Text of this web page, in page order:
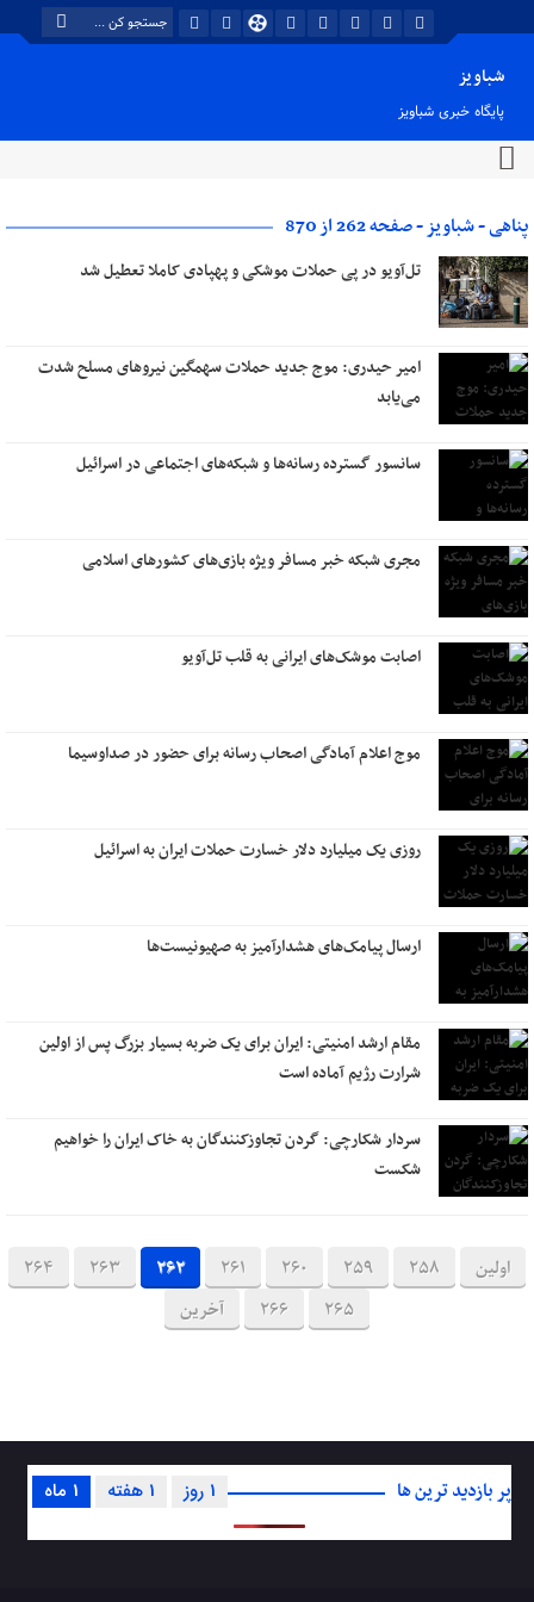
شباویز
پایگاه خبری شباویز
پناهی - شباویز - صفحه 262 از 870
تل‌آویو در پی حملات موشکی و پهپادی کاملا تعطیل شد
امیر حیدری: موج جدید حملات سهمگین نیروهای مسلح شدت
می‌یابد
سانسور گسترده رسانه‌ها و شبکه‌های اجتماعی در اسرائیل
مجری شبکه خبر مسافر ویژه بازی‌های کشورهای اسلامی
اصابت موشک‌های ایرانی به قلب تل‌آویو
موج اعلام آمادگی اصحاب رسانه برای حضور در صداوسیما
روزی یک میلیارد دلار خسارت حملات ایران به اسرائیل
ارسال پیامک‌های هشدارآمیز به صهیونیست‌ها
مقام ارشد امنیتی: ایران برای یک ضربه بسیار بزرگ پس از اولین
شرارت رژیم آماده است
سردار شکارچی: گردن تجاوزکنندگان به خاک ایران را خواهیم
شکست
اولین 258
259
260
261
262
263
264
265
266 آخرین
پر بازدید ترین ها 1 ماه 1 هفته 1 روز